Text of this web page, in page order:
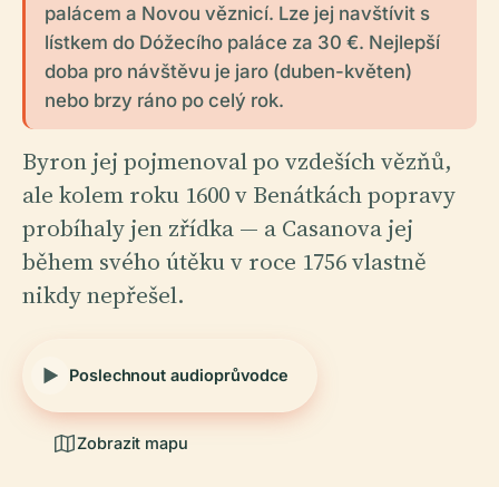
palácem a Novou věznicí. Lze jej navštívit s
lístkem do Dóžecího paláce za 30 €. Nejlepší
doba pro návštěvu je jaro (duben-květen)
nebo brzy ráno po celý rok.
Byron jej pojmenoval po vzdeších vězňů,
ale kolem roku 1600 v Benátkách popravy
probíhaly jen zřídka — a Casanova jej
během svého útěku v roce 1756 vlastně
nikdy nepřešel.
Poslechnout audioprůvodce
Zobrazit mapu